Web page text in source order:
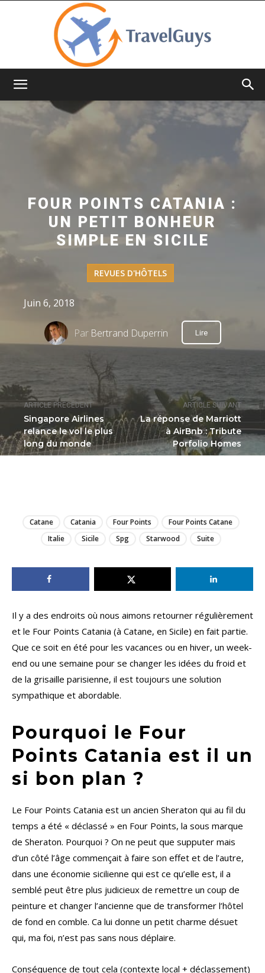
ARTICLE PRÉCÉDENT
Singapore Airlines
relance le vol le plus
long du monde
ARTICLE SUIVANT
La réponse de Marriott
à AirBnb : Tribute
Porfolio Homes
FOUR POINTS CATANIA :
UN PETIT BONHEUR
SIMPLE EN SICILE
REVUES D'HÔTELS
Juin 6, 2018
Par Bertrand Duperrin Lire
Catane Catania Four Points
Four Points Catane
Italie
Sicile Spg Starwood Suite
Il y a des endroits où nous aimons retourner régulièrement
et le Four Points Catania (à Catane, en Sicile) en fait partie.
Que ce soit en été pour les vacances ou en hiver, un week-
end ou une semaine pour se changer les idées du froid et
de la grisaille parisienne, il est toujours une solution
sympathique et abordable.
Pourquoi le Four
Points Catania est il un
si bon plan ?
Le Four Points Catania est un ancien Sheraton qui au fil du
temps a été « déclassé » en Four Points, la sous marque
de Sheraton. Pourquoi ? On ne peut que supputer mais
d’un côté l’âge commençait à faire son effet et de l’autre,
dans une économie sicilienne qui est ce qu’elle est, il a
semblé peut être plus judicieux de remettre un coup de
peinture et changer l’ancienne que de transformer l’hôtel
de fond en comble. Ca lui donne un petit charme désuet
qui, ma foi, n’est pas sans nous déplaire.
Conséquence de tout cela (contexte local + déclassement)